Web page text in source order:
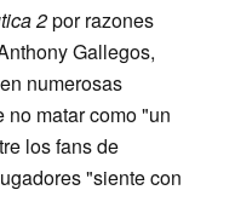
2por razones
Gallegos,
numerosas
matar como "un
los fans de
"siente con